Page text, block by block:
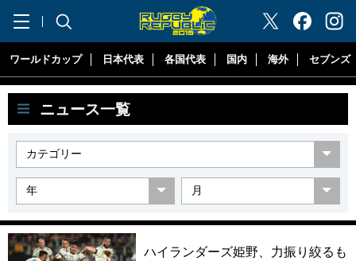
"ラグビーリパブリック"
ワールドカップ 日本代表 各国代表 国内 海外 セブンズ
ニュース一覧
ハイランダーズ姫野、力振り絞るも